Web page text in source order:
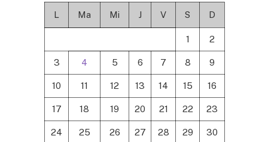
L Ma Mi J V S D
1 2
3 4 5 6 7 8 9
10 11 12 13 14 15 16
17 18 19 20 21 22 23
24 25 26 27 28 29 30